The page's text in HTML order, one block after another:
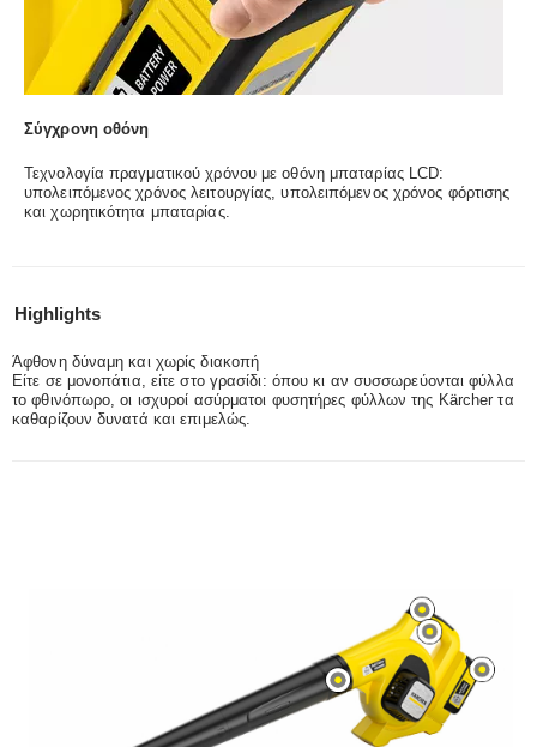
Σύγχρονη οθόνη
Τεχνολογία πραγματικού χρόνου με οθόνη μπαταρίας LCD:
υπολειπόμενος χρόνος λειτουργίας, υπολειπόμενος χρόνος φόρτισης
και χωρητικότητα μπαταρίας.
Highlights
Άφθονη δύναμη και χωρίς διακοπή
Είτε σε μονοπάτια, είτε στο γρασίδι: όπου κι αν συσσωρεύονται φύλλα
το φθινόπωρο, οι ισχυροί ασύρματοι φυσητήρες φύλλων της Kärcher τα
καθαρίζουν δυνατά και επιμελώς.